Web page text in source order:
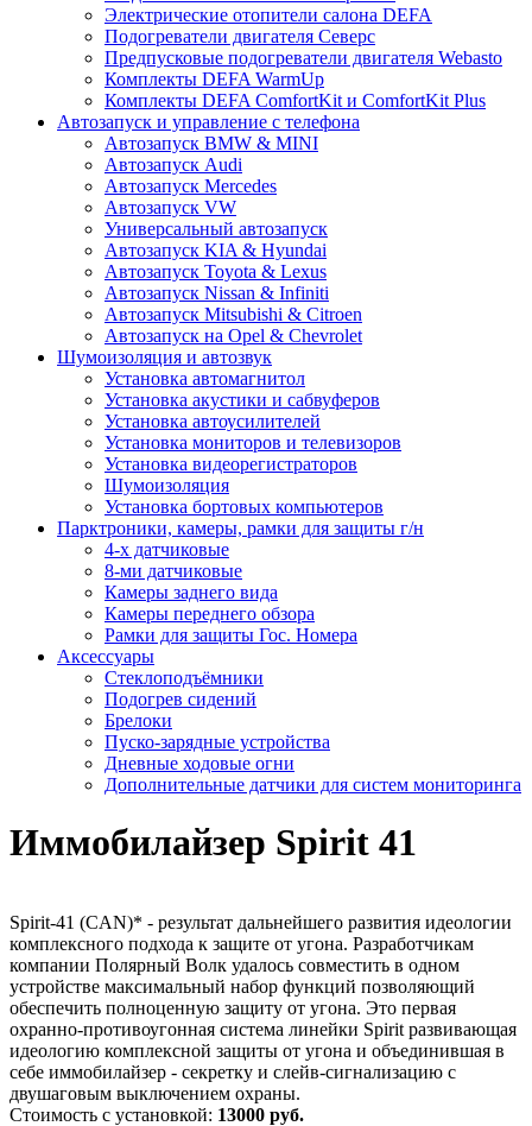
Электрические отопители салона DEFA
Подогреватели двигателя Северс
Предпусковые подогреватели двигателя Webasto
Комплекты DEFA WarmUp
Комплекты DEFA ComfortKit и ComfortKit Plus
Автозапуск и управление с телефона
Автозапуск BMW & MINI
Автозапуск Audi
Автозапуск Mercedes
Автозапуск VW
Универсальный автозапуск
Автозапуск KIA & Hyundai
Автозапуск Toyota & Lexus
Автозапуск Nissan & Infiniti
Автозапуск Mitsubishi & Citroen
Автозапуск на Opel & Chevrolet
Шумоизоляция и автозвук
Установка автомагнитол
Установка акустики и сабвуферов
Установка автоусилителей
Установка мониторов и телевизоров
Установка видеорегистраторов
Шумоизоляция
Установка бортовых компьютеров
Парктроники, камеры, рамки для защиты г/н
4-х датчиковые
8-ми датчиковые
Камеры заднего вида
Камеры переднего обзора
Рамки для защиты Гос. Номера
Аксессуары
Стеклоподъёмники
Подогрев сидений
Брелоки
Пуско-зарядные устройства
Дневные ходовые огни
Дополнительные датчики для систем мониторинга
Иммобилайзер Spirit 41
Spirit-41 (CAN)* - результат дальнейшего развития идеологии
комплексного подхода к защите от угона. Разработчикам
компании Полярный Волк удалось совместить в одном
устройстве максимальный набор функций позволяющий
обеспечить полноценную защиту от угона. Это первая
охранно-противоугонная система линейки Spirit развивающая
идеологию комплексной защиты от угона и объединившая в
себе иммобилайзер - секретку и слейв-сигнализацию с
двушаговым выключением охраны.
Стоимость с установкой: 13000 руб.